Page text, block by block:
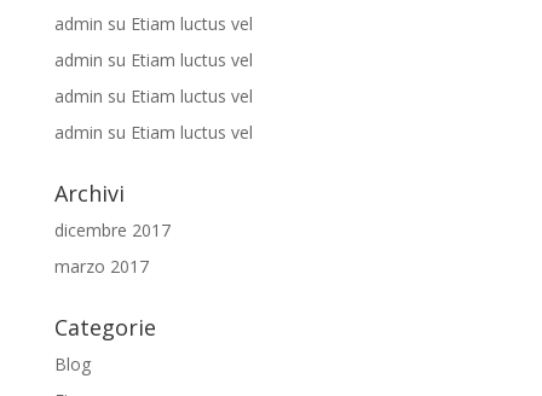
admin su Etiam luctus vel
admin su Etiam luctus vel
admin su Etiam luctus vel
admin su Etiam luctus vel
Archivi
dicembre 2017
marzo 2017
Categorie
Blog